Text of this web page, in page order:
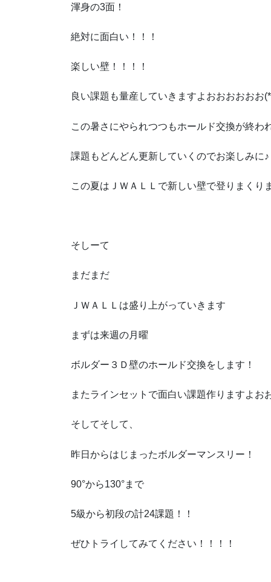
渾身の3面！
絶対に面白い！！！
楽しい壁！！！！
良い課題も量産していきますよおおおおおお
この暑さにやられつつもホールド交換が終わ
課題もどんどん更新していくのでお楽しみに♪
この夏はＪＷＡＬＬで新しい壁で登りまくり
そしーて
まだまだ
ＪＷＡＬＬは盛り上がっていきます
まずは来週の月曜
ボルダー３Ｄ壁のホールド交換をします！
またラインセットで面白い課題作りますよお
そしてそして、
昨日からはじまったボルダーマンスリー！
90°から130°まで
5級から初段の計24課題！！
ぜひトライしてみてください！！！！